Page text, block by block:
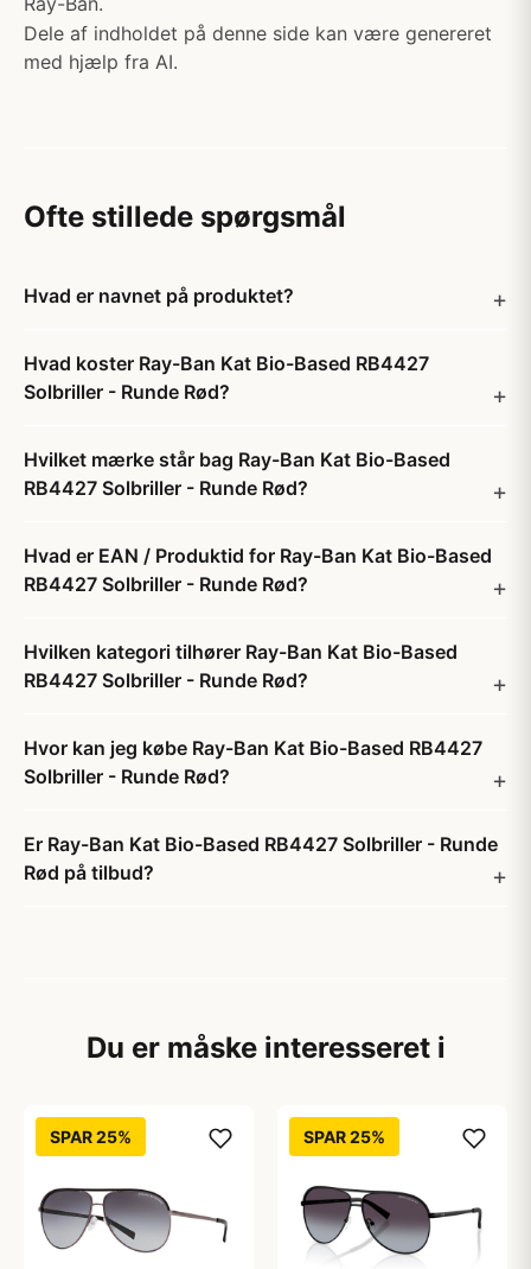
Dele af indholdet på denne side kan være genereret
med hjælp fra AI.
Ofte stillede spørgsmål
Hvad er navnet på produktet?
Hvad koster Ray-Ban Kat Bio-Based RB4427
Solbriller - Runde Rød?
Hvilket mærke står bag Ray-Ban Kat Bio-Based
RB4427 Solbriller - Runde Rød?
Hvad er EAN / Produktid for Ray-Ban Kat Bio-Based
RB4427 Solbriller - Runde Rød?
Hvilken kategori tilhører Ray-Ban Kat Bio-Based
RB4427 Solbriller - Runde Rød?
Hvor kan jeg købe Ray-Ban Kat Bio-Based RB4427
Solbriller - Runde Rød?
Er Ray-Ban Kat Bio-Based RB4427 Solbriller - Runde
Rød på tilbud?
Du er måske interesseret i
SPAR 25% SPAR 25%